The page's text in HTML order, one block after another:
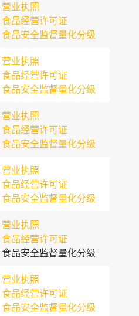
营业执照
食品经营许可证
食品安全监督量化分级
营业执照
食品经营许可证
食品安全监督量化分级
营业执照
食品经营许可证
食品安全监督量化分级
营业执照
食品经营许可证
食品安全监督量化分级
营业执照
食品经营许可证
食品安全监督量化分级
营业执照
食品经营许可证
食品安全监督量化分级